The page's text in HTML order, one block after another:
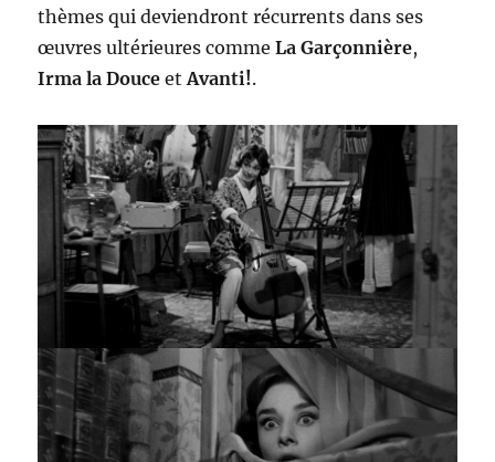
thèmes qui deviendront récurrents dans ses
œuvres ultérieures commeLa Garçonnière,
Irma la Douce et Avanti!.